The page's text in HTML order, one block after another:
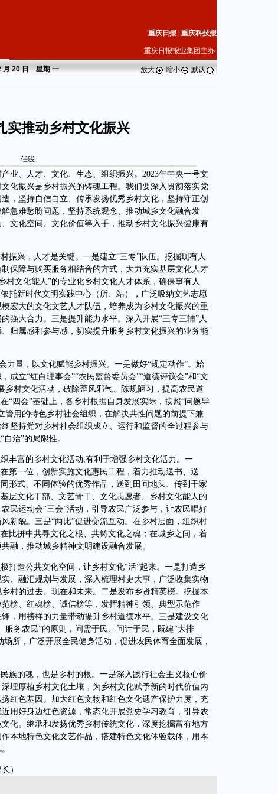
重庆日报 重庆科技报
重庆日报报业集团主办
月 20 日 星期一 放大 缩小 默认
实推动乡村文化振兴
任骏
、人才、文化、生态、组织振兴。2023年中央一号文
化振兴是乡村振兴的铸魂工程。我们要深入贯彻落实党
，坚持自信自立、传承发扬优秀乡村文化，坚持守正创
急难愁盼问题，坚持系统观念、推动城乡文化融合发
文化空间、文化价值等入手，推动乡村文化振兴健康有
兴，人才是关键。一是建立“三专”队伍。挖掘现有人
保障与购买服务相结合的方式，大力充实基层文化人才
村文化能人”的专业化乡村文化人才体系，确保事有人
托新时代文明实践中心（所、站），广泛吸纳文艺志愿
宏大的文化文艺人才队伍，培养成为乡村文化振兴的重
强大合力。三是提升能力水平。深入开展“三专三辅”人
归属感和参与感，切实提升服务乡村文化振兴的业务能
量，以文化赋能乡村振兴。一是做好“规定动作”。始
成立“红白理事会”“农民监督委员会”“道德评议会”和“文
乡村文化活动，破除歪风邪气、陈规陋习，提高农民道
“四会”基础上，各乡村根据自身发展实际，按照“问题导
管用的特色乡村社会组织，在解决共性问题的前提下兼
坚持党对乡村社会组织成立、运行和监督的全过程参与
治”的局限性。
富的乡村文化活动,有利于增强乡村文化活力。一
第一位，创新实施文化惠民工程，着力推动送书、送
形式、不同体验的优秀作品，送到田间地头、传到千家
层文化干部、文艺骨干、文化志愿者、乡村文化能人的
民运动会“三会”活动，引导农民广泛参与，让农民唱好
新貌。三是“两比”促进交流互动。在乡村层面，组织村
比拼中共寻文化之根、共铸文化之魂；在城乡之间，着
融，推动城乡精神文明建设融合发展。
造公共文化空间，让乡村文化“活”起来。一是打造乡
、融汇规划与发展，深入梳理村史大事，广泛收集实物
村的过去、现在和未来。二是发布乡贤精英榜。挖掘本
榜、红魂榜、诚信榜等，发挥精神引领、典型示范作
，用榜样的力量带动提升乡村道德水平。三是建设文化
务农民”的原则，问需于民、问计于民，既建“大排
所，广泛开展全民健身活动，促进农民体育全面发展，
的魂，也是乡村的根。一是深入践行社会主义核心价
埋厚植乡村文化土壤，为乡村文化赋予新的时代价值内
红色基因。加大红色文物和红色文化遗产保护力度，充
用好身边红色资源，常态化开展党史学习教育，引导农
化。继承和发扬优秀乡村传统文化，深度挖掘富有地方
本地特色文化文艺作品，搭建特色文化体验载体，用本
）